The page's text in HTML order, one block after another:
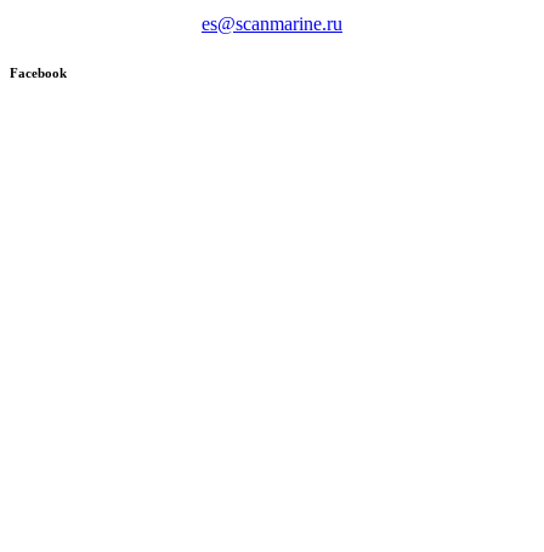
es@scanmarine.ru
Facebook